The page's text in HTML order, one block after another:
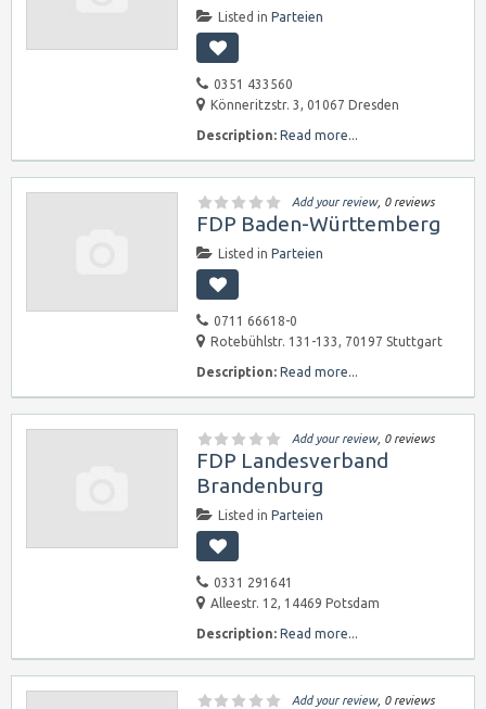
Listed in Parteien
0351 433560
Könneritzstr. 3, 01067 Dresden
Description: Read more...
Add your review, 0 reviews
FDP Baden-Württemberg
Listed in Parteien
0711 66618-0
Rotebühlstr. 131-133, 70197 Stuttgart
Description: Read more...
Add your review, 0 reviews
FDP Landesverband
Brandenburg
Listed in Parteien
0331 291641
Alleestr. 12, 14469 Potsdam
Description: Read more...
Add your review, 0 reviews